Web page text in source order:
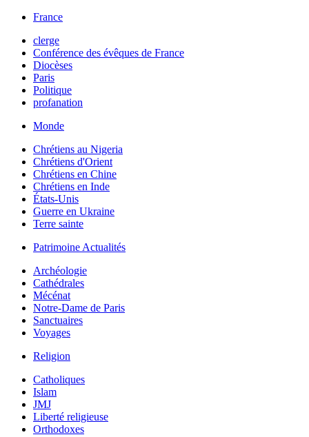
France
clerge
Conférence des évêques de France
Diocèses
Paris
Politique
profanation
Monde
Chrétiens au Nigeria
Chrétiens d'Orient
Chrétiens en Chine
Chrétiens en Inde
États-Unis
Guerre en Ukraine
Terre sainte
Patrimoine Actualités
Archéologie
Cathédrales
Mécénat
Notre-Dame de Paris
Sanctuaires
Voyages
Religion
Catholiques
Islam
JMJ
Liberté religieuse
Orthodoxes